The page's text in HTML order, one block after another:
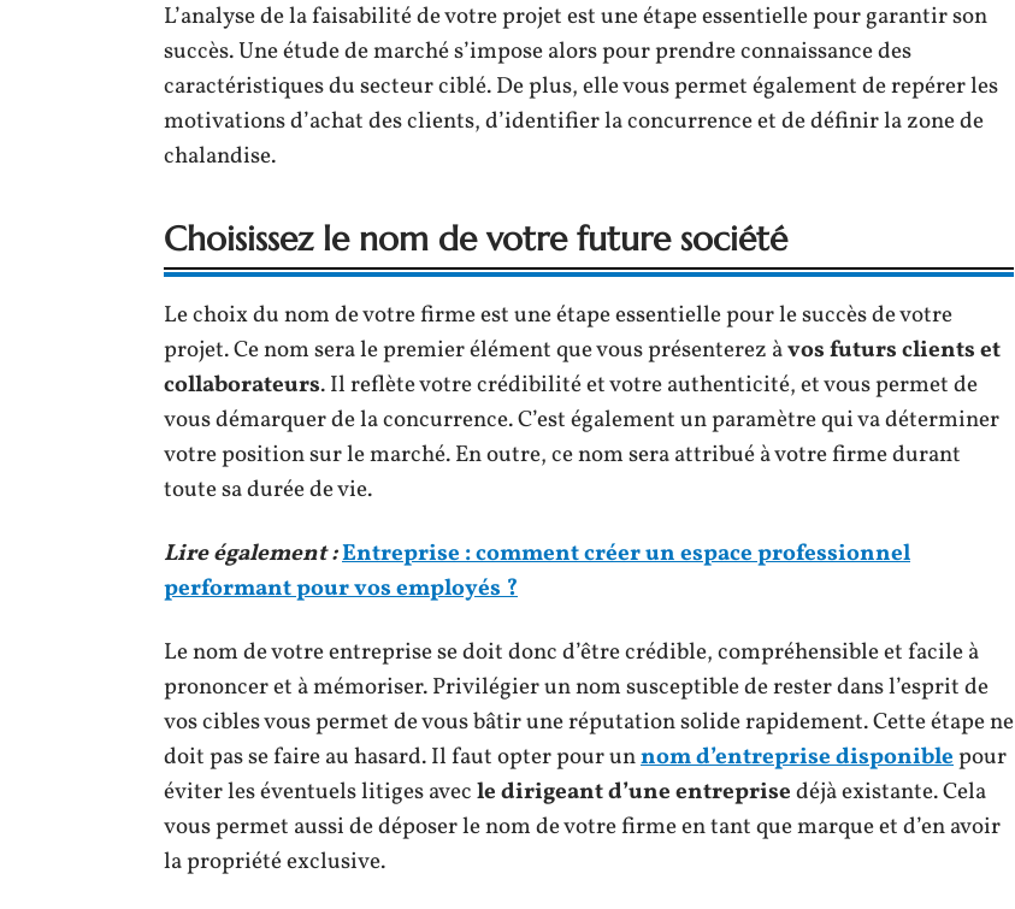
L’analyse de la faisabilité de votre projet est une étape essentielle pour garantir son
succès. Une étude de marché s’impose alors pour prendre connaissance des
caractéristiques du secteur ciblé. De plus, elle vous permet également de repérer les
motivations d’achat des clients, d’identifier la concurrence et de définir la zone de
chalandise.
Choisissez le nom de votre future société
Le choix du nom de votre firme est une étape essentielle pour le succès de votre
projet. Ce nom sera le premier élément que vous présenterez àvos futurs clients et
collaborateurs. Il reflète votre crédibilité et votre authenticité, et vous permet de
vous démarquer de la concurrence. C’est également un paramètre qui va déterminer
votre position sur le marché. En outre, ce nom sera attribué à votre firme durant
toute sa durée de vie.
Lire également :Entreprise : comment créer un espace professionnel
performant pour vos employés ?
Le nom de votre entreprise se doit donc d’être crédible, compréhensible et facile à
prononcer et à mémoriser. Privilégier un nom susceptible de rester dans l’esprit de
vos cibles vous permet de vous bâtir une réputation solide rapidement. Cette étape ne
doit pas se faire au hasard. Il faut opter pour unnom d’entreprise disponiblepour
éviter les éventuels litiges avecle dirigeant d’une entreprisedéjà existante. Cela
vous permet aussi de déposer le nom de votre firme en tant que marque et d’en avoir
la propriété exclusive.